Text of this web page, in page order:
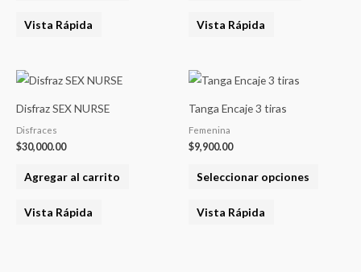
Vista Rápida Vista Rápida
Disfraz SEX NURSE
Disfraces
$30,000.00
Agregar al carrito
Vista Rápida
Tanga Encaje 3 tiras
Femenina
$9,900.00
Seleccionar opciones
Vista Rápida